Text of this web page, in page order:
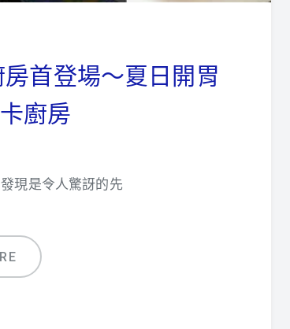
房首登場～夏日開胃
廚房
現是令人驚訝的先